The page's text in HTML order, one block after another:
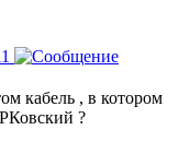
кабель , в котором
?